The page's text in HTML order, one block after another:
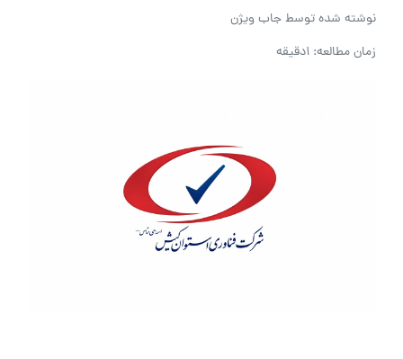
نوشته شده توسطجاب ویژن
زمان مطالعه: 1دقیقه